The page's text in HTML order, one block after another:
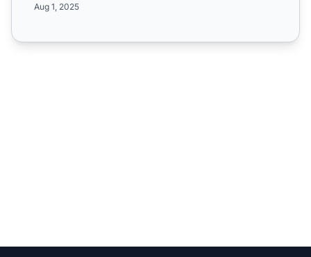
Aug 1, 2025